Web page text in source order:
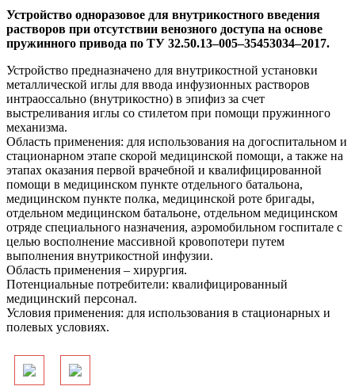
Устройство одноразовое для внутрикостного введения
растворов при отсутствии венозного доступа на основе
пружинного привода по ТУ 32.50.13–005–35453034–2017.
Устройство предназначено для внутрикостной установки
металлической иглы для ввода инфузионных растворов
интраоссально (внутрикостно) в эпифиз за счет
выстреливания иглы со стилетом при помощи пружинного
механизма.
Область применения: для использования на догоспитальном и
стационарном этапе скорой медицинской помощи, а также на
этапах оказания первой врачебной и квалифицированной
помощи в медицинском пункте отдельного батальона,
медицинском пункте полка, медицинской роте бригады,
отдельном медицинском батальоне, отдельном медицинском
отряде специального назначения, аэромобильном госпитале с
целью восполнение массивной кровопотери путем
выполнения внутрикостной инфузии.
Область применения – хирургия.
Потенциальные потребители: квалифицированный
медицинский персонал.
Условия применения: для использования в стационарных и
полевых условиях.